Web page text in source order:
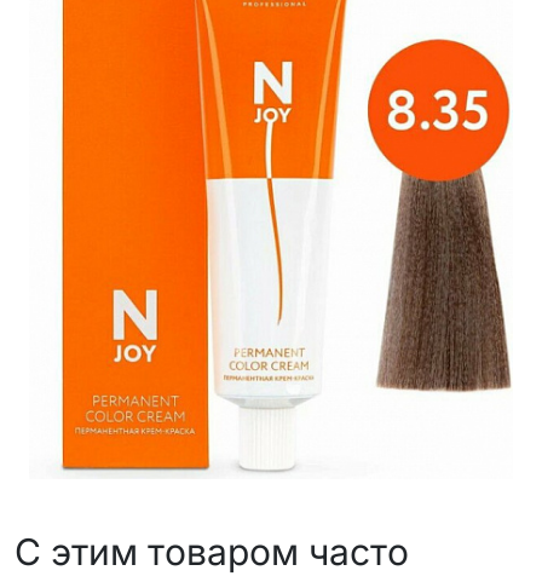
С этим товаром часто